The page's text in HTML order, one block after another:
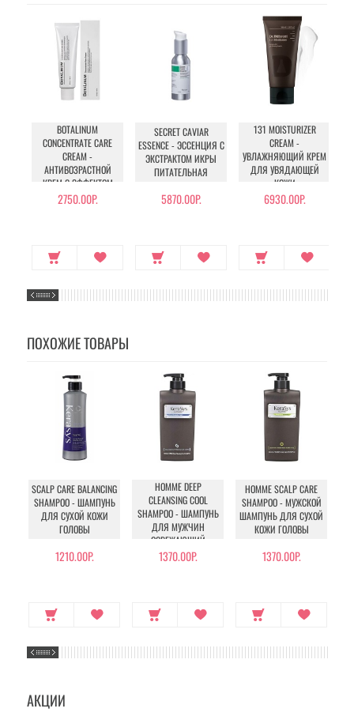
BOTALINUM
CONCENTRATE CARE
CREAM -
АНТИВОЗРАСТНОЙ
КРЕМ С ЭФФЕКТОМ
БОТОКСА
2750.00Р.
SECRET CAVIAR
ESSENCE - ЭССЕНЦИЯ С
ЭКСТРАКТОМ ИКРЫ
ПИТАТЕЛЬНАЯ
5870.00Р.
131 MOISTURIZER
CREAM -
УВЛАЖНЯЮЩИЙ КРЕМ
ДЛЯ УВЯДАЮЩЕЙ
КОЖИ
6930.00Р.
ПОХОЖИЕ ТОВАРЫ
SCALP CARE BALANCING
SHAMPOO - ШАМПУНЬ
ДЛЯ СУХОЙ КОЖИ
ГОЛОВЫ
1210.00Р.
HOMME DEEP
CLEANSING COOL
SHAMPOO - ШАМПУНЬ
ДЛЯ МУЖЧИН
ОСВЕЖАЮЩИЙ
1370.00Р.
HOMME SCALP CARE
SHAMPOO - МУЖСКОЙ
ШАМПУНЬ ДЛЯ СУХОЙ
КОЖИ ГОЛОВЫ
1370.00Р.
АКЦИИ